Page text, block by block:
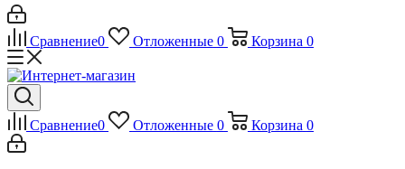
Сравнение0 Отложенные 0 Корзина 0
Сравнение0 Отложенные 0 Корзина 0